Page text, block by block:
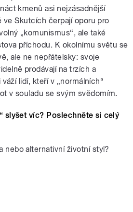
kmenů asi nejzásadnější
ve Skutcích čerpají oporu pro
„komunismus“, ale také
příchodu. K okolnímu světu se
ale ne nepřátelsky: svoje
prodávají na trzích a
lidí, kteří v „normálních“
v souladu se svým svědomím.
slyšet víc? Poslechněte si celý
nebo alternativní životní styl?